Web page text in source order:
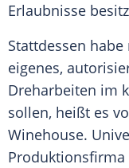
Erlaubnisse
Stattdessen
eigenes,
Dreharbeiten im
sollen, heißt es
Winehouse.
Produktionsfirma